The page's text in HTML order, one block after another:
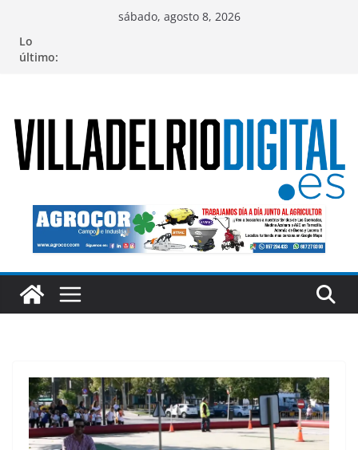
contenido
sábado, agosto 8, 2026
Lo
último: